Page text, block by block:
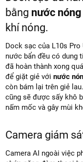
bằng nước nóng
khí nóng.
Dock sạc của L10s
nước bẩn đều có dung
đã hoàn thành xong
để giặt giẻ vớinước
còn bám lại trên giẻ
cũng sẽ được sấy khô
nấm mốc và gây mùi
Camera giám
Camera AI ngoài việc